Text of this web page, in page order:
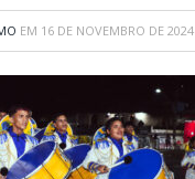
EM 16 DE NOVEMBRO DE 2024